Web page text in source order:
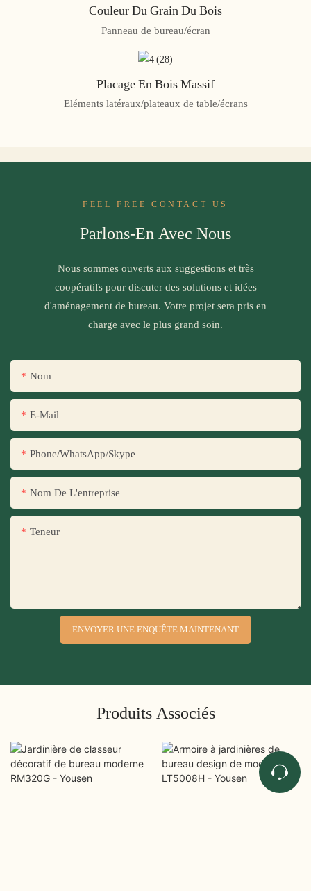
Couleur Du Grain Du Bois
Panneau de bureau/écran
Placage En Bois Massif
Eléments latéraux/plateaux de table/écrans
FEEL FREE CONTACT US
Parlons-En Avec Nous
Nous sommes ouverts aux suggestions et très
coopératifs pour discuter des solutions et idées
d'aménagement de bureau. Votre projet sera pris en
charge avec le plus grand soin.
Nom
E-Mail
Phone/WhatsApp/Skype
Nom De L'entreprise
Teneur
ENVOYER UNE ENQUÊTE MAINTENANT
Produits Associés